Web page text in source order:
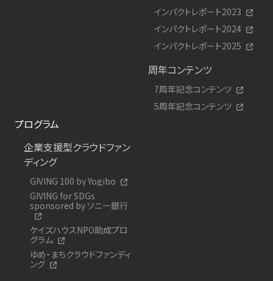
インパクトレポート2023
インパクトレポート2024
インパクトレポート2025
周年コンテンツ
7周年記念コンテンツ
5周年記念コンテンツ
プログラム
企業支援型クラウドファン
ディング
GIVING 100 by Yogibo
GIVING for SDGs
sponsored by ソニー銀行
ケイズハウスNPO助成プロ
グラム
ゆめ・まちクラウドファンディ
ング